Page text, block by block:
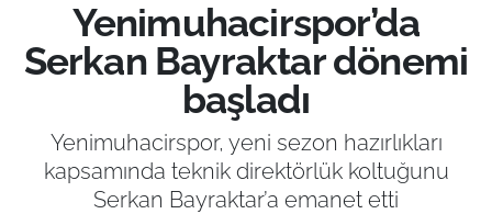
Yenimuhacirspor’da
Serkan Bayraktar dönemi
başladı
Yenimuhacirspor, yeni sezon hazırlıkları
kapsamında teknik direktörlük koltuğunu
Serkan Bayraktar’a emanet etti
ASAYİŞ
SİYASET
GÜNDEM
EKONOMİ